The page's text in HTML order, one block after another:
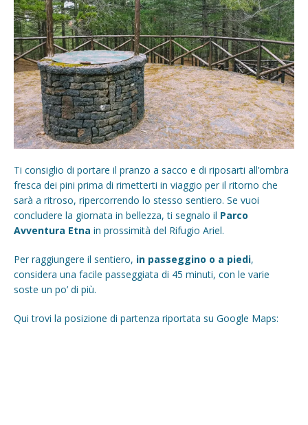
Ti consiglio di portare il pranzo a sacco e di riposarti all’ombra
fresca dei pini prima di rimetterti in viaggio per il ritorno che
sarà a ritroso, ripercorrendo lo stesso sentiero. Se vuoi
concludere la giornata in bellezza, ti segnalo il Parco
Avventura Etna in prossimità del Rifugio Ariel.
Per raggiungere il sentiero, in passeggino o a piedi,
considera una facile passeggiata di 45 minuti, con le varie
soste un po’ di più.
Qui trovi la posizione di partenza riportata su Google Maps: